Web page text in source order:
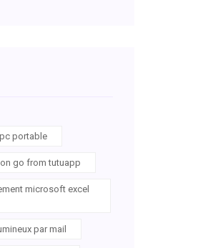
portable
go from tutuapp
microsoft excel
par mail